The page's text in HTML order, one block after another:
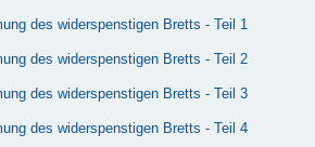
des widerspenstigen Bretts - Teil 1
des widerspenstigen Bretts - Teil 2
des widerspenstigen Bretts - Teil 3
des widerspenstigen Bretts - Teil 4